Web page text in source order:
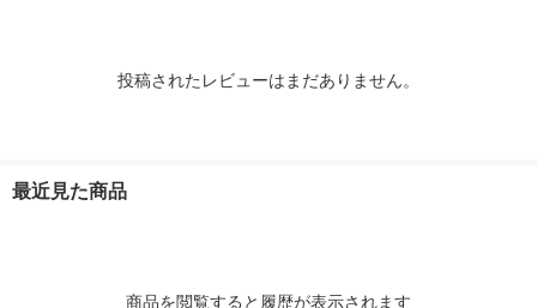
投稿されたレビューはまだありません。
最近見た商品
商品を閲覧すると履歴が表示されます